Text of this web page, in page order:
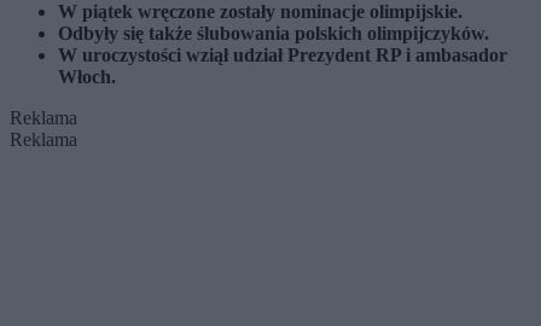
W piątek wręczone zostały nominacje olimpijskie.
Odbyły się także ślubowania polskich olimpijczyków.
W uroczystości wziął udział Prezydent RP i ambasador
Włoch.
Reklama
Reklama